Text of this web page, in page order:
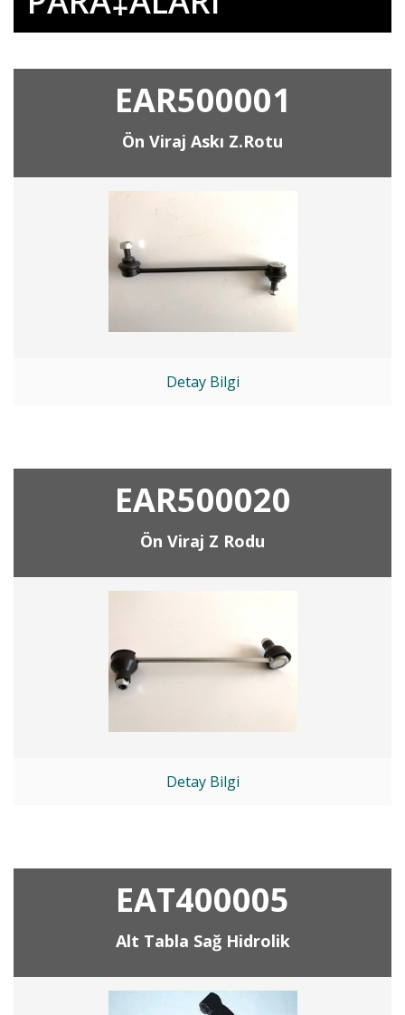
EAR500001
Ön Viraj Askı Z.Rotu
Detay Bilgi
EAR500020
Ön Viraj Z Rodu
Detay Bilgi
EAT400005
Alt Tabla Sağ Hidrolik